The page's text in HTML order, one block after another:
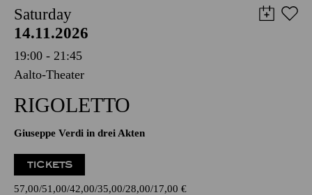
Saturday
14.11.2026
19:00 - 21:45
Aalto-Theater
RIGOLETTO
Giuseppe Verdi in drei Akten
TICKETS
57,00 51,00 42,00 35,00 28,00 17,00 €